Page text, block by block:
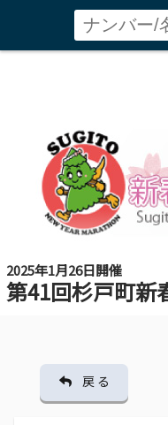
2025年1月26日開催
第41回杉戸町新
戻 る